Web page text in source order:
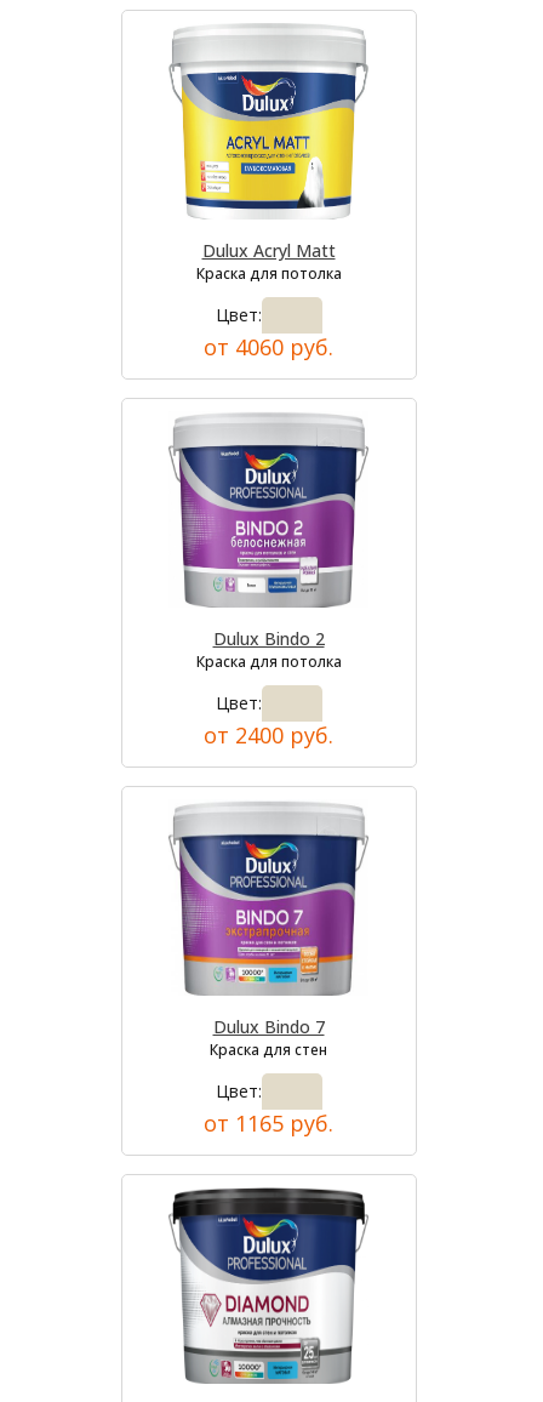
Dulux Acryl Matt
Краска для потолка
Цвет:
от 4060 руб.
Dulux Bindo 2
Краска для потолка
Цвет:
от 2400 руб.
Dulux Bindo 7
Краска для стен
Цвет:
от 1165 руб.